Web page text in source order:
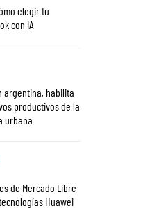
elegir tu
con IA
habilita
productivos de la
urbana
de Mercado Libre
Huawei